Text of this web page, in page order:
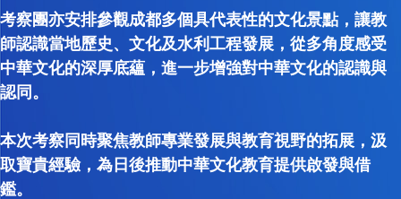
考察團亦安排參觀成都多個具代表性的文化景點，讓教
師認識當地歷史、文化及水利工程發展，從多角度感受
中華文化的深厚底蘊，進一步增強對中華文化的認識與
認同。
本次考察同時聚焦教師專業發展與教育視野的拓展，汲
取寶貴經驗，為日後推動中華文化教育提供啟發與借
鑑。